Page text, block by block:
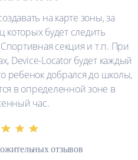
на карте зоны, за
будет следить
секция и т.п. При
Device-Locator будет каждый
ребенок добрался до школы,
в определенной зоне в
час.
отзывов